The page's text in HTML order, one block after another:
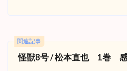
関連記事
怪獣8号 / 松本直也 1巻